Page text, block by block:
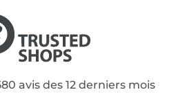
avis des 12 derniers mois